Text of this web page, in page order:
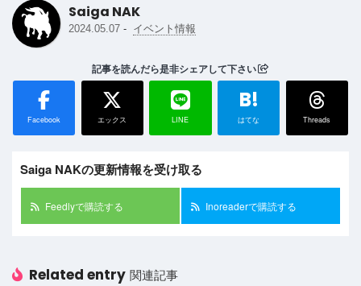
Saiga NAK
2024.05.07 - イベント情報
記事を読んだら是非シェアして下さい
Facebook エックス LINE
B!
はてな Threads
Saiga NAKの更新情報を受け取る
Feedlyで購読する Inoreaderで購読する
Related entry 関連記事